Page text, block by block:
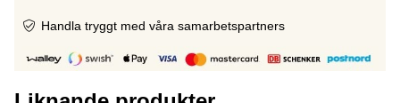
Handla tryggt med våra samarbetspartners